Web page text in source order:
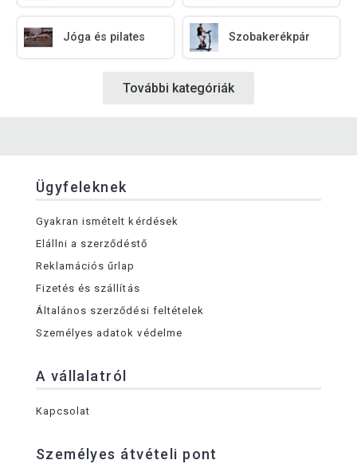
Jóga és pilates Szobakerékpár
További kategóriák
Ügyfeleknek
Gyakran ismételt kérdések
Elállni a szerződéstő
Reklamációs űrlap
Fizetés és szállítás
Általános szerződési feltételek
Személyes adatok védelme
A vállalatról
Kapcsolat
Személyes átvételi pont